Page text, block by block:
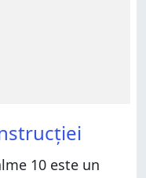
10 este un